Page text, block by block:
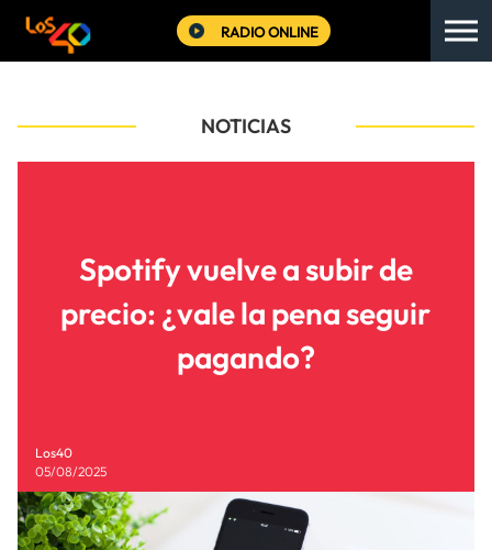
RADIO ONLINE
NOTICIAS
Spotify vuelve a subir de
precio: ¿vale la pena seguir
pagando?
Los40
05/08/2025